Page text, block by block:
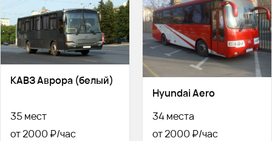
КАВЗ Аврора (белый)
35 мест
от 2000 ₽
Hyundai Aero
34 места
от 2000 ₽